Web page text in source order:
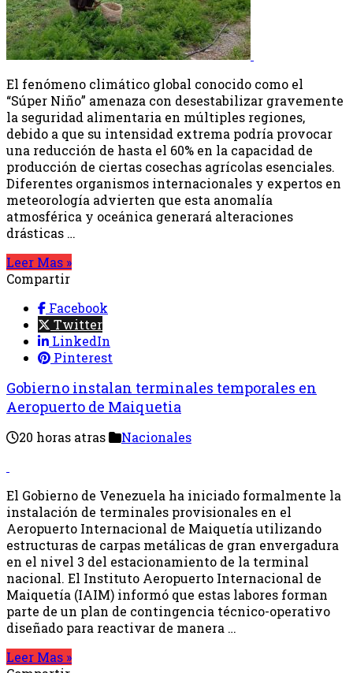
El fenómeno climático global conocido como el
“Súper Niño” amenaza con desestabilizar gravemente
la seguridad alimentaria en múltiples regiones,
debido a que su intensidad extrema podría provocar
una reducción de hasta el 60% en la capacidad de
producción de ciertas cosechas agrícolas esenciales.
Diferentes organismos internacionales y expertos en
meteorología advierten que esta anomalía
atmosférica y oceánica generará alteraciones
drásticas …
Leer Mas »
Compartir
Facebook
Twitter
LinkedIn
Pinterest
Gobierno instalan terminales temporales en
Aeropuerto de Maiquetia
20 horas atras Nacionales
El Gobierno de Venezuela ha iniciado formalmente la
instalación de terminales provisionales en el
Aeropuerto Internacional de Maiquetía utilizando
estructuras de carpas metálicas de gran envergadura
en el nivel 3 del estacionamiento de la terminal
nacional. El Instituto Aeropuerto Internacional de
Maiquetía (IAIM) informó que estas labores forman
parte de un plan de contingencia técnico-operativo
diseñado para reactivar de manera …
Leer Mas »